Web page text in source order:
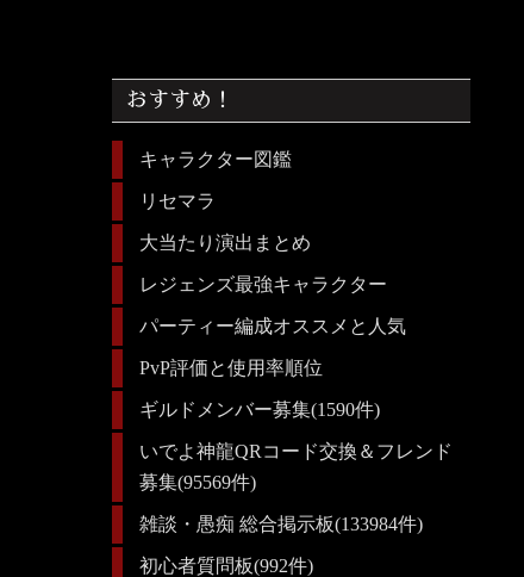
おすすめ！
キャラクター図鑑
リセマラ
大当たり演出まとめ
レジェンズ最強キャラクター
パーティー編成オススメと人気
PvP評価と使用率順位
ギルドメンバー募集(1590件)
いでよ神龍QRコード交換＆フレンド
募集(95569件)
雑談・愚痴 総合掲示板(133984件)
初心者質問板(992件)